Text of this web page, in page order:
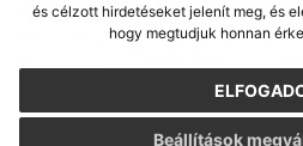
és célzott hirdetéseket jelenít meg, és
hogy megtudjuk honnan
Beállítások
ECHELON 2 tartalomkezelő rendszer,
webex.digital, s.r.o.,
A legutolsó frissítés